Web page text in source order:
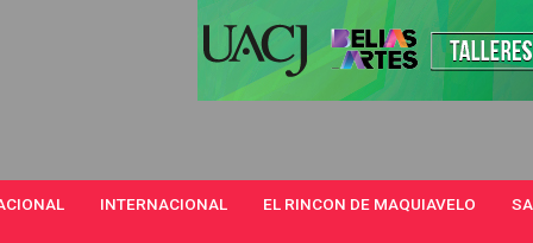
INTERNACIONAL EL RINCON DE MAQUIAVELO